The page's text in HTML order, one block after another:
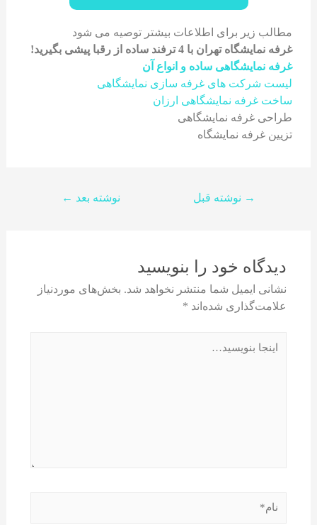
مطالب زیر برای اطلاعات بیشتر توصیه می شود
غرفه نمایشگاه تهران با 4 ترفند ساده از رقبا پیشی بگیرید!
غرفه نمایشگاهی ساده و انواع آن
لیست شرکت های غرفه سازی نمایشگاهی
ساخت غرفه نمایشگاهی ارزان
طراحی غرفه نمایشگاهی
تزیین غرفه نمایشگاه
→ نوشته قبل نوشته بعد ←
دیدگاه‌ خود را بنویسید
نشانی ایمیل شما منتشر نخواهد شد. بخش‌های موردنیاز
علامت‌گذاری شده‌اند *